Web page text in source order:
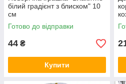
білий градієнт з блиском" 10
см
Готово до відправки
44 ₴
Купити